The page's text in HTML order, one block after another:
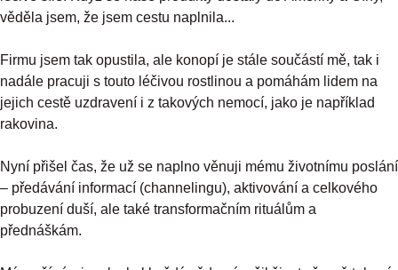
věděla jsem, že jsem cestu naplnila...
Firmu jsem tak opustila, ale konopí je stále součástí mě, tak i
nadále pracuji s touto léčivou rostlinou a pomáhám lidem na
jejich cestě uzdravení i z takových nemocí, jako je například
rakovina.
Nyní přišel čas, že už se naplno věnuji mému životnímu poslání
– předávání informací (channelingu), aktivování a celkového
probuzení duší, ale také transformačním rituálům a
přednáškám.